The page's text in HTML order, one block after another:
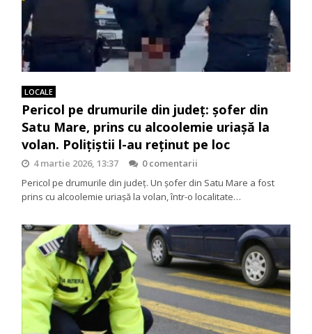
LOCALE
Pericol pe drumurile din județ: șofer din
Satu Mare, prins cu alcoolemie uriașă la
volan. Polițiștii l-au reținut pe loc
4 martie 2026, 13:37
0 comentarii
Pericol pe drumurile din județ. Un șofer din Satu Mare a fost
prins cu alcoolemie uriașă la volan, într-o localitate…